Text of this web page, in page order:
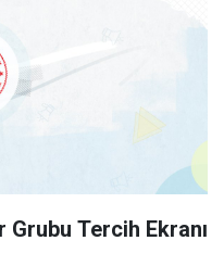
Grubu Tercih Ekranı